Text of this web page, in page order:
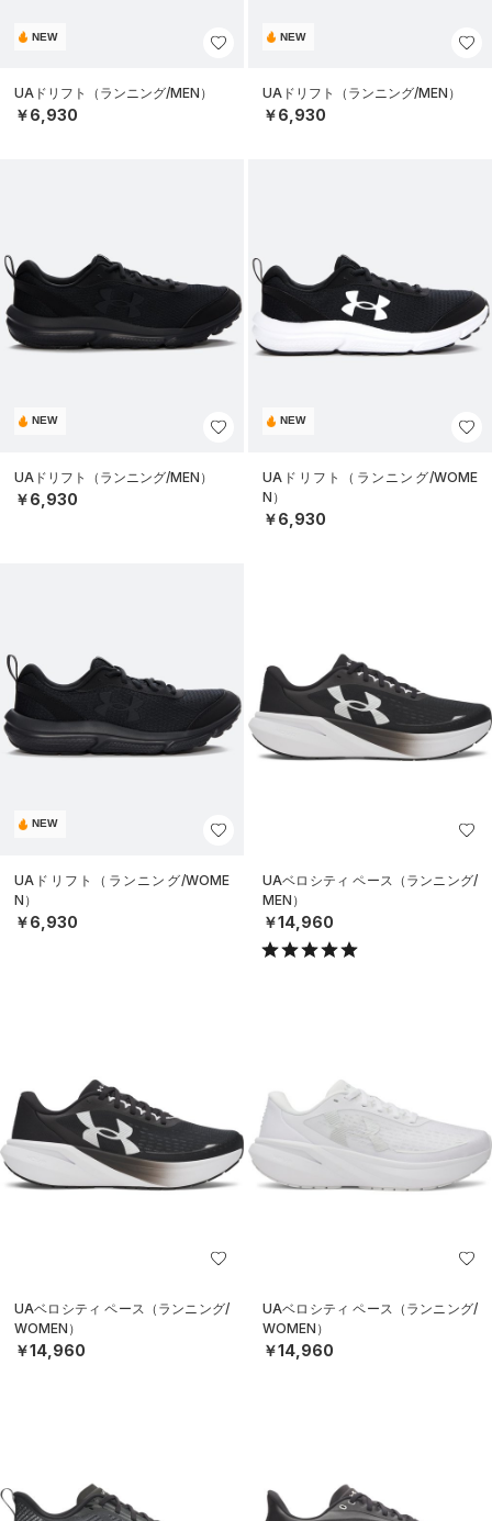
NEW
UAドリフト（ランニング/MEN）
￥6,930
NEW
UAドリフト（ランニング/MEN）
￥6,930
NEW
UAドリフト（ランニング/MEN）
￥6,930
NEW
UAドリフト（ランニング/WOME
N）
￥6,930
NEW
UAドリフト（ランニング/WOME
N）
￥6,930
UAベロシティ ペース（ランニング/
MEN）
￥14,960
UAベロシティ ペース（ランニング/
WOMEN）
￥14,960
UAベロシティ ペース（ランニング/
WOMEN）
￥14,960